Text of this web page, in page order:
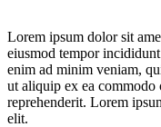
Lorem ipsum dolor sit
eiusmod tempor
enim ad minim veniam,
ut aliquip ex ea commodo
reprehenderit. Lorem
elit.